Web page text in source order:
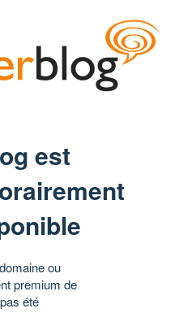
est
ou
premium de
été